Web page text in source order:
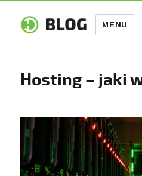
MENU
Hosting – jaki